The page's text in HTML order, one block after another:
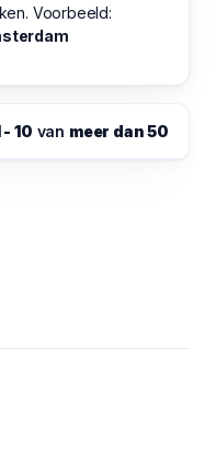
Voorbeeld:
- 10 van meer dan 50